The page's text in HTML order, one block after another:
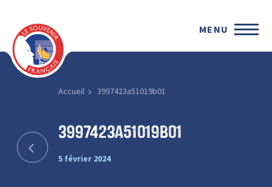
MENU
Accueil 3997423a51019b01
3997423a51019b01
5 février 2024